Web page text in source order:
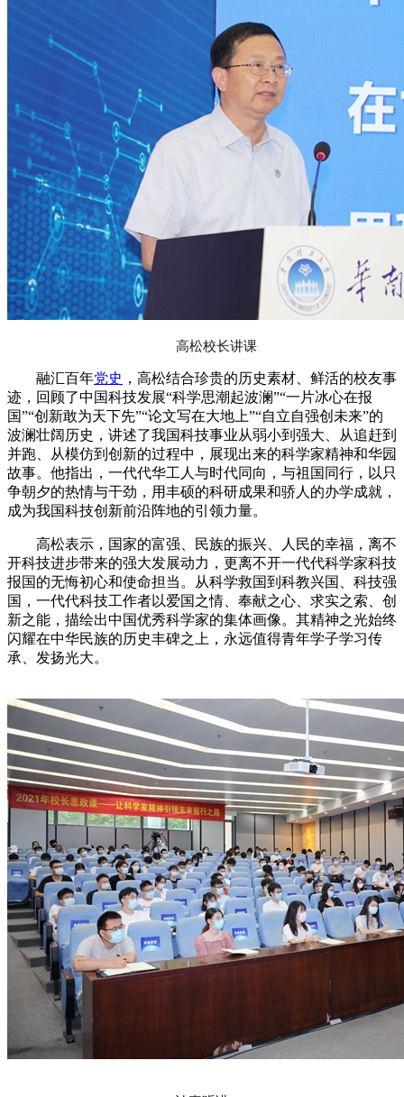
高松校长讲课
融汇百年党史 ，高松结合珍贵的历史素材、鲜活的校友事
迹，回顾了中国科技发展“科学思潮起波澜”“一片冰心在报
国”“创新敢为天下先”“论文写在大地上”“自立自强创未来”的
波澜壮阔历史，讲述了我国科技事业从弱小到强大、从追赶到
并跑、从模仿到创新的过程中，展现出来的科学家精神和华园
故事。他指出，一代代华工人与时代同向，与祖国同行，以只
争朝夕的热情与干劲，用丰硕的科研成果和骄人的办学成就，
成为我国科技创新前沿阵地的引领力量。
高松表示，国家的富强、民族的振兴、人民的幸福，离不
开科技进步带来的强大发展动力，更离不开一代代科学家科技
报国的无悔初心和使命担当。从科学救国到科教兴国、科技强
国，一代代科技工作者以爱国之情、奉献之心、求实之索、创
新之能，描绘出中国优秀科学家的集体画像。其精神之光始终
闪耀在中华民族的历史丰碑之上，永远值得青年学子学习传
承、发扬光大。